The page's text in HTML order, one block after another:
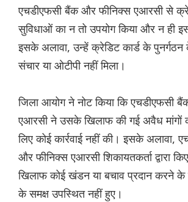
एचडीएफसी बैंक और फीनिक्स एआरसी से
सुविधाओं का न तो उपयोग किया और न ही
इसके अलावा, उन्हें क्रेडिट कार्ड के पुनर्गठन
संचार या ओटीपी नहीं मिला।
जिला आयोग ने नोट किया कि एचडीएफसी
एआरसी ने उसके खिलाफ की गई अवैध मांगों
लिए कोई कार्रवाई नहीं की। इसके अलावा,
और फीनिक्स एआरसी शिकायतकर्ता द्वारा
खिलाफ कोई खंडन या बचाव प्रदान करने के
के समक्ष उपस्थित नहीं हुए।